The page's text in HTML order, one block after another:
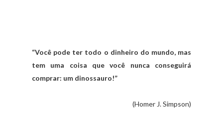
“Você pode ter todo o dinheiro do mundo, mas
tem uma coisa que você nunca conseguirá
comprar: um dinossauro!”
(Homer J. Simpson)